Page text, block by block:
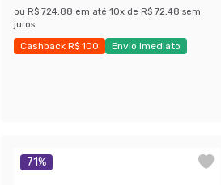
ou R$ 724,88 em até 10x de R$ 72,48 sem
juros
Cashback R$ 100
Envio Imediato
71%